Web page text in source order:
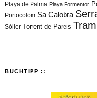
Playa de Palma Playa Formentor
Portocolom Sa Calobra
Sòller Torrent de Pareis
BUCHTIPP ::